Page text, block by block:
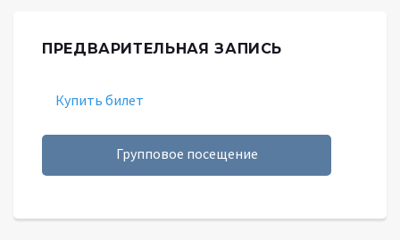
ПРЕДВАРИТЕЛЬНАЯ ЗАПИСЬ
Купить билет
Групповое посещение